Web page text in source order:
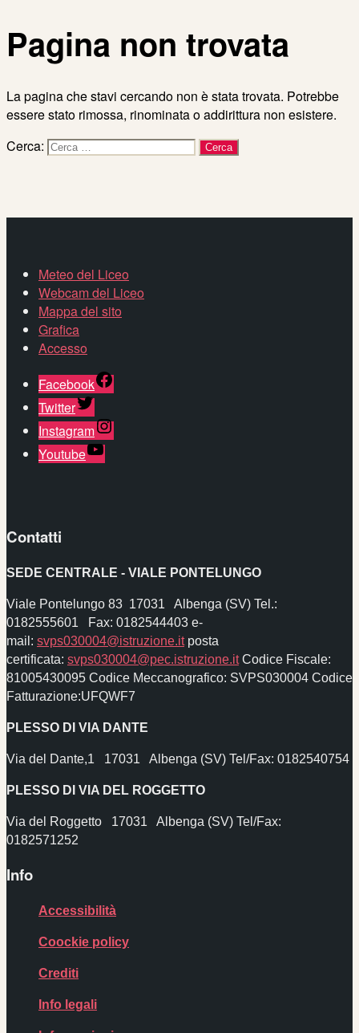
Pagina non trovata
La pagina che stavi cercando non è stata trovata. Potrebbe
essere stato rimossa, rinominata o addirittura non esistere.
Cerca:
Meteo del Liceo
Webcam del Liceo
Mappa del sito
Grafica
Accesso
Facebook
Twitter
Instagram
Youtube
Contatti
SEDE CENTRALE - VIALE PONTELUNGO
Viale Pontelungo 83 17031 Albenga (SV) Tel.:
0182555601 Fax: 0182544403 e-
mail: svps030004@istruzione.itposta
certificata: svps030004@pec.istruzione.it Codice Fiscale:
81005430095 Codice Meccanografico: SVPS030004 Codice
Fatturazione:UFQWF7
PLESSO DI VIA DANTE
Via del Dante,1 17031 Albenga (SV) Tel/Fax: 0182540754
PLESSO DI VIA DEL ROGGETTO
Via del Roggetto 17031 Albenga (SV) Tel/Fax:
0182571252
Info
Accessibilità
Coockie policy
Crediti
Info legali